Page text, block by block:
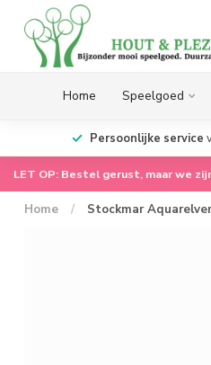
Home Speelgoed
Persoonlijke service
LET OP: Bestel gerust, maar we
Home / Stockmar